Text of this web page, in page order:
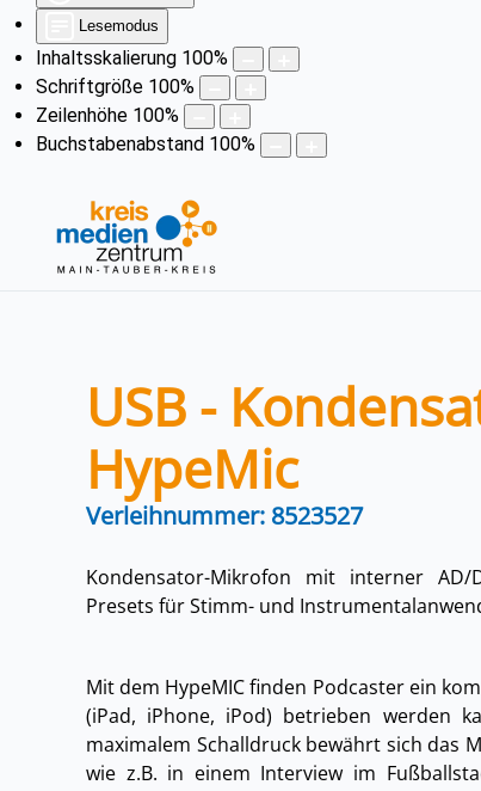
Lesemodus
Inhaltsskalierung 100%
Schriftgröße 100%
Zeilenhöhe 100%
Buchstabenabstand 100%
USB -
HypeMic
Verleihnummer: 8523527
Kondensator-Mikrofon mit interner AD/
Presets für Stimm- und
Mit dem HypeMIC finden Podcaster ein
(iPad, iPhone, iPod) betrieben werden
maximalem Schalldruck bewährt sich das
wie z.B. in einem Interview im